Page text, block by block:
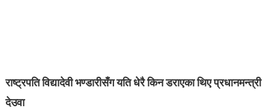
राष्ट्रपति विद्यादेवी भण्डारीसँग यति धेरै किन डराएका थिए प्रधानमन्त्री
देउवा